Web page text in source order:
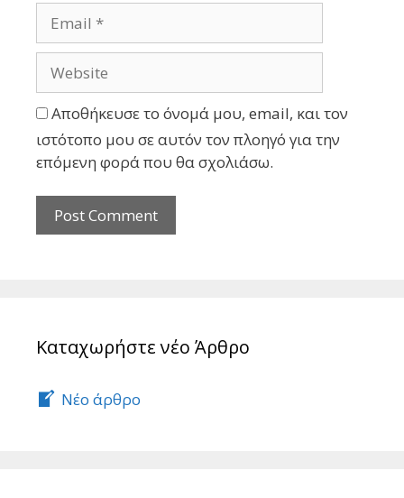
Αποθήκευσε το όνομά μου, email, και τον
ιστότοπο μου σε αυτόν τον πλοηγό για την
επόμενη φορά που θα σχολιάσω.
Καταχωρήστε νέο Άρθρο
Νέο άρθρο